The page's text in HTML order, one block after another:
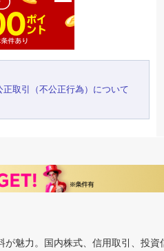
正取引（不公正行為）について
魅力。国内株式、信用取引、投資